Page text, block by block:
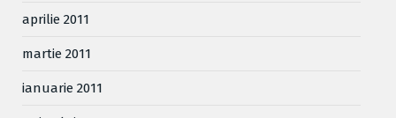
aprilie 2011
martie 2011
ianuarie 2011